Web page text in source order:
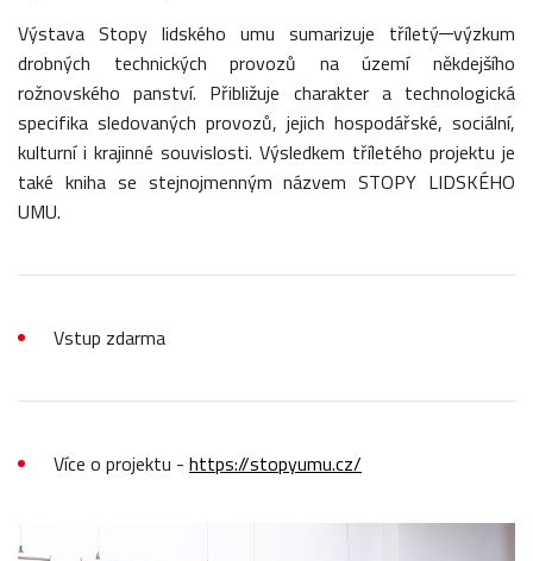
Výstava Stopy lidského umu sumarizuje tříletý výzkum
drobných technických provozů na území někdejšího
rožnovského panství. Přibližuje charakter a technologická
specifika sledovaných provozů, jejich hospodářské, sociální,
kulturní i krajinné souvislosti. Výsledkem tříletého projektu je
také kniha se stejnojmenným názvem STOPY LIDSKÉHO
UMU.
Vstup zdarma
Více o projektu - https://stopyumu.cz/